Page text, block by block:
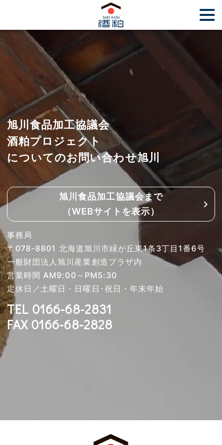
旭川食品加工協議会
酒粕プロジェクト
についてのお問い合わせ旭川
旭川食品加工協議会まで
（WEBサイトを表示）
事務局
〒078-8801 北海道旭川市緑が丘東1条3丁目1番6号
一般財団法人旭川産業創造プラザ内
営業時間 AM9:00～PM5:30
定休日／土曜日・日曜日･祝日・年末年始
TEL 0166-68-2831
FAX 0166-68-2828